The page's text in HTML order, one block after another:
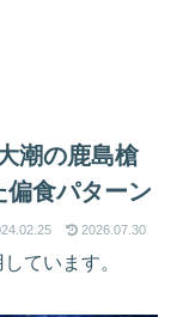
潮の鹿島槍
偏食パターン
2026.07.30
ています。